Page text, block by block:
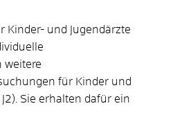
Kinder- und Jugendärzte
weitere
für Kinder und
Sie erhalten dafür ein